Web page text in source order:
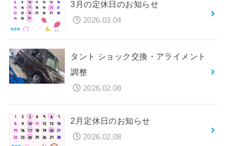
3月の定休日のお知らせ
2026.03.04
タント ショック交換・アライメント
調整
2026.02.08
2月定休日のお知らせ
2026.02.08